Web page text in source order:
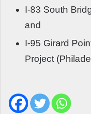
I-83 South
and
I-95 Girard
Project